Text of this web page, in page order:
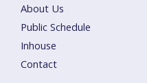
About Us
Public Schedule
Inhouse
Contact